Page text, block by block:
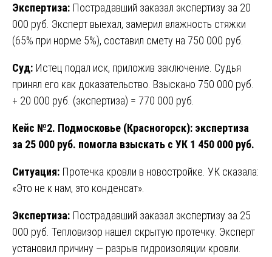
Экспертиза: Пострадавший заказал экспертизу за 20
000 руб. Эксперт выехал, замерил влажность стяжки
(65% при норме 5%), составил смету на 750 000 руб.
Суд: Истец подал иск, приложив заключение. Судья
принял его как доказательство. Взыскано 750 000 руб.
+ 20 000 руб. (экспертиза) = 770 000 руб.
Кейс №2. Подмосковье (Красногорск): экспертиза
за 25 000 руб. помогла взыскать с УК 1 450 000 руб.
Ситуация: Протечка кровли в новостройке. УК сказала:
«Это не к нам, это конденсат».
Экспертиза: Пострадавший заказал экспертизу за 25
000 руб. Тепловизор нашел скрытую протечку. Эксперт
установил причину — разрыв гидроизоляции кровли.